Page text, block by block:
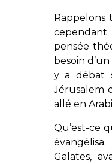
cependant
pensée
besoin
y a débat
Jérusalem
allé en
Qu’est-ce
Galates,